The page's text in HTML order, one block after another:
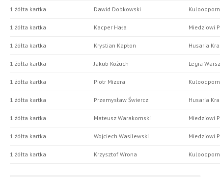
1 żółta kartka Dawid Dobkowski
1 żółta kartka Kacper Hała Miedziowi
1 żółta kartka Krystian Kapłon Husaria
1 żółta kartka Jakub Kożuch Legia
1 żółta kartka Piotr Mizera
1 żółta kartka Przemysław Świercz Husaria
1 żółta kartka Mateusz Warakomski Miedziowi
1 żółta kartka Wojciech Wasilewski Miedziowi
1 żółta kartka Krzysztof Wrona